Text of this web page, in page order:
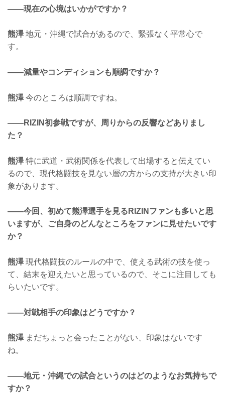
——現在の心境はいかがですか？
熊澤地元・沖縄で試合があるので、緊張なく平常心で
す。
——減量やコンディションも順調ですか？
熊澤今のところは順調ですね。
——RIZIN初参戦ですが、周りからの反響などありまし
た？
熊澤特に武道・武術関係を代表して出場すると伝えてい
るので、現代格闘技を見ない層の方からの支持が大きい印
象があります。
——今回、初めて熊澤選手を見るRIZINファンも多いと思
いますが、ご自身のどんなところをファンに見せたいです
か？
熊澤現代格闘技のルールの中で、使える武術の技を使っ
て、結末を迎えたいと思っているので、そこに注目しても
らいたいです。
——対戦相手の印象はどうですか？
熊澤まだちょっと会ったことがない、印象はないです
ね。
——地元・沖縄での試合というのはどのようなお気持ちで
すか？